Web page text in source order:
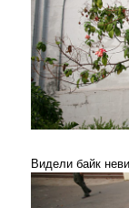
Видели байк